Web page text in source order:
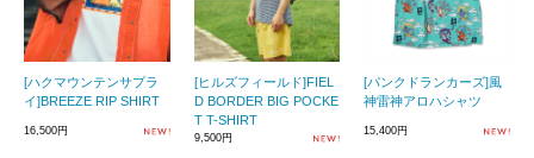
[ハクマウンテンサプラ
イ]BREEZE RIP SHIRT
16,500円
[ヒルズフィールド]FIEL
D BORDER BIG POCKE
T T-SHIRT
9,500円
[パンクドランカーズ]風
神雷神アロハシャツ
15,400円